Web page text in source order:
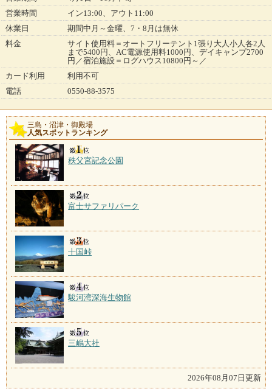
営業時間
イン13:00、アウト11:00
休業日
期間中月～金曜、7・8月は無休
料金
サイト使用料＝オートフリーテント1張り大人小人各2人
まで5400円、AC電源使用料1000円、デイキャンプ2700
円／宿泊施設＝ログハウス10800円～／
カード利用
利用不可
電話
0550-88-3575
三島・沼津・御殿場
人気スポットランキング
秩父宮記念公園
富士サファリパーク
十国峠
駿河湾深海生物館
三嶋大社
2026年08月07日更新